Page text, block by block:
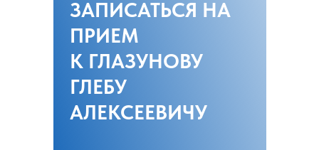
ЗАПИСАТЬСЯ НА
ПРИЕМ
К ГЛАЗУНОВУ
ГЛЕБУ
АЛЕКСЕЕВИЧУ